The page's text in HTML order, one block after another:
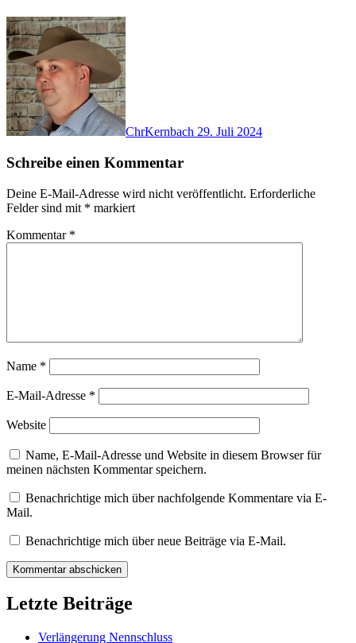
ChrKernbach 29. Juli 2024
Schreibe einen Kommentar
Deine E-Mail-Adresse wird nicht veröffentlicht. Erforderliche
Felder sind mit * markiert
Kommentar *
Name *
E-Mail-Adresse *
Website
Name, E-Mail-Adresse und Website in diesem Browser für
meinen nächsten Kommentar speichern.
Benachrichtige mich über nachfolgende Kommentare via E-
Mail.
Benachrichtige mich über neue Beiträge via E-Mail.
Letzte Beiträge
Verlängerung Nennschluss